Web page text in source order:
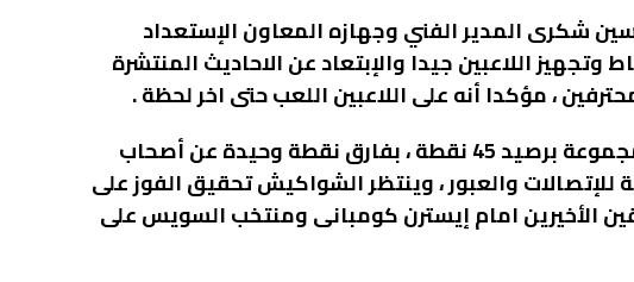
شكرى المدير الفني وجهازه المعاون الإستعداد
وتجهيز اللاعبين جيدا والإبتعاد عن الاحاديث المنتشرة
، مؤكدا أنه على اللاعبين اللعب حتى اخر لحظة .
ويحتل الترسانة المركز الثامن بجدول ترتيب المجموعة برصيد 45 نقطة ، بفارق نقطة وحيدة عن أصحاب
والعبور ، وينتظر الشواكيش تحقيق الفوز على
الأخيرين امام إيسترن كومبانى ومنتخب السويس على